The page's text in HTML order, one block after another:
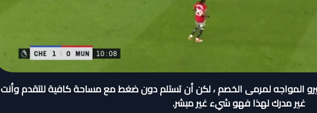
المواجه لمرمى الخصم ، لكن أن تستلم دون ضغط مع مساحة كافية للتقدم وأنت
غير مدرك لهذا فهو شيء غير مبشر.